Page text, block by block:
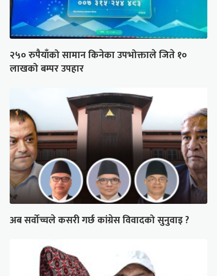
२५० रुपैयाँको सामान किनेका उपभोक्ताले जिते १०
लाखको बम्पर उपहार
अब सर्वोच्चले कसरी गर्छ कांग्रेस विवादको सुनुवाइ ?